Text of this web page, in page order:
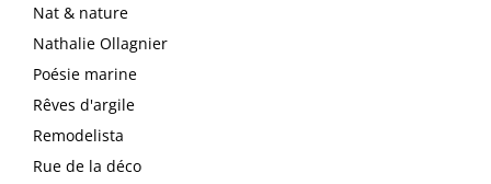
Nat & nature
Nathalie Ollagnier
Poésie marine
Rêves d'argile
Remodelista
Rue de la déco